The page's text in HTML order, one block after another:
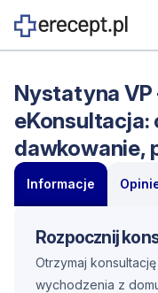
Nystatyna VP
eKonsultacja:
dawkowanie,
Informacje
Rozpocznij
Otrzymaj
wychodzenia z